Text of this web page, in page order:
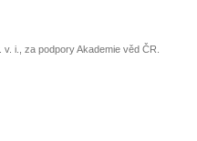
i., za podpory Akademie věd ČR.